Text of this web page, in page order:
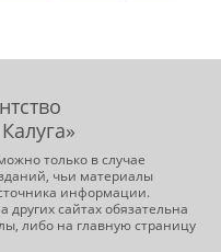
только в случае
чьи материалы
информации.
сайтах обязательна
либо на главную страницу